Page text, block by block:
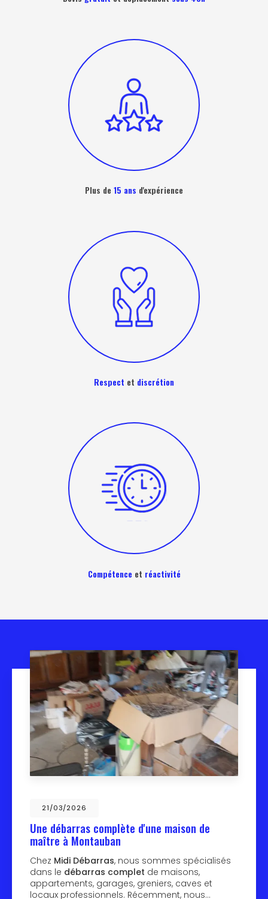
Plus de 15 ans d'expérience
Respect et discrétion
Compétence et réactivité
21/03/2026
Une débarras complète d'une maison de
maître à Montauban
Chez Midi Débarras, nous sommes spécialisés
dans le débarras complet de maisons,
appartements, garages, greniers, caves et
locaux professionnels. Récemment, nous…